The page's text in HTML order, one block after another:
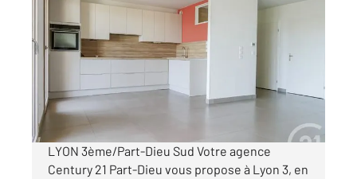
Ref : 134697
Appartement T4 à vendre
549 000 €
Visiter le site dédié
LYON 3ème/Part-Dieu Sud Votre agence
Century 21 Part-Dieu vous propose à Lyon 3, en